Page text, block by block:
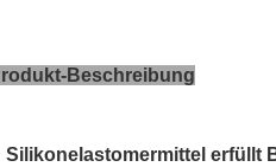
Beschreibung
Silikonelastomermittel erfüllt